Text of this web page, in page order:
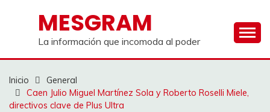
contenidoMESGRAM
La información que incomoda al poder
Inicio
General
Caen Julio Miguel Martínez Sola y Roberto Roselli Miele,
directivos clave de Plus Ultra